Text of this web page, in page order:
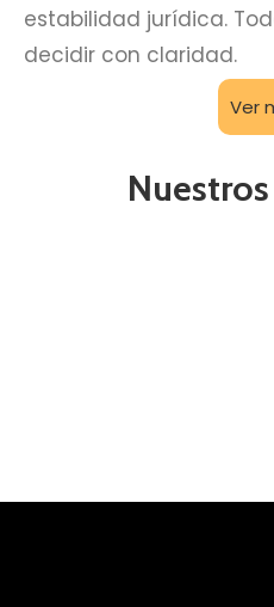
estabilidad jurídica.
decidir con claridad.
Ver